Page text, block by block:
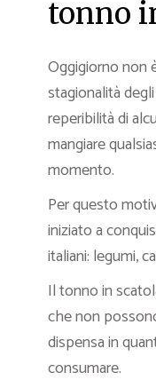
tonno
Oggigiorno non
stagionalità
reperibilità di
mangiare
momento.
Per questo
iniziato a
italiani: legumi,
Il tonno in
che non
dispensa in
consumare.